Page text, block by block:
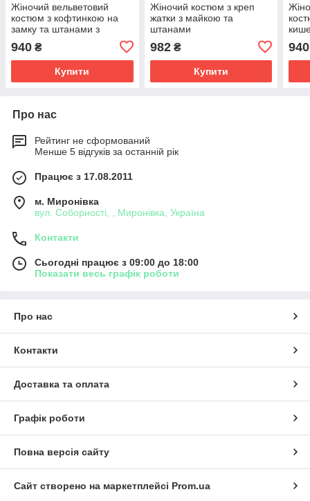
Жіночий вельветовий
костюм з кофтинкою на
замку та штанами з
940 ₴
Купити
Жіночий костюм з креп
жатки з майкою та
штанами
982₴
Купити
940
Про нас
Рейтинг не сформований
Менше 5 відгуків за останній рік
Працює з 17.08.2011
м. Миронівка
вул. Соборності, , Миронівка, Україна
Контакти
Сьогодні працює з 09:00 до 18:00
Показати весь графік роботи
Про нас
Контакти
Доставка та оплата
Графік роботи
Повна версія сайту
Сайт створено на маркетплейсі Prom.ua